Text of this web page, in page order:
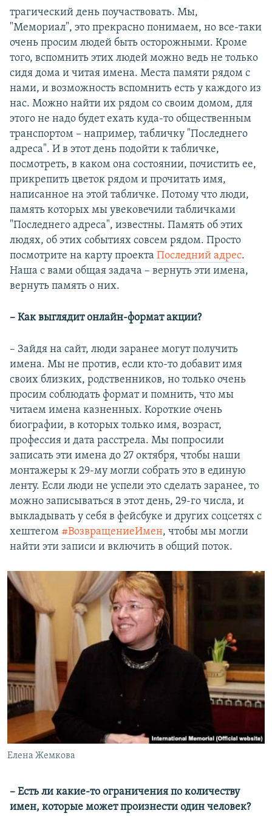
трагический день поучаствовать. Мы,
"Мемориал", это прекрасно понимаем, но все-таки
очень просим людей быть осторожными. Кроме
того, вспомнить этих людей можно ведь не только
сидя дома и читая имена. Места памяти рядом с
нами, и возможность вспомнить есть у каждого из
нас. Можно найти их рядом со своим домом, для
этого не надо будет ехать куда-то общественным
транспортом – например, табличку "Последнего
адреса". И в этот день подойти к табличке,
посмотреть, в каком она состоянии, почистить ее,
прикрепить цветок рядом и прочитать имя,
написанное на этой табличке. Потому что люди,
память которых мы увековечили табличками
"Последнего адреса", известны. Память об этих
людях, об этих событиях совсем рядом. Просто
посмотрите на карту проекта Последний адрес.
Наша с вами общая задача – вернуть эти имена,
вернуть память о них.
– Как выглядит онлайн-формат акции?
– Зайдя на сайт, люди заранее могут получить
имена. Мы не против, если кто-то добавит имя
своих близких, родственников, но только очень
просим соблюдать формат и помнить, что мы
читаем имена казненных. Короткие очень
биографии, в которых только имя, возраст,
профессия и дата расстрела. Мы попросили
записать эти имена до 27 октября, чтобы наши
монтажеры к 29-му могли собрать это в единую
ленту. Если люди не успели это сделать заранее, то
можно записываться в этот день, 29-го числа, и
выкладывать у себя в фейсбуке и других соцсетях с
хештегом #ВозвращениеИмен, чтобы мы могли
найти эти записи и включить в общий поток.
Елена Жемкова
–​ Есть ли какие-то ограничения по количеству
имен, которые может произнести один человек?